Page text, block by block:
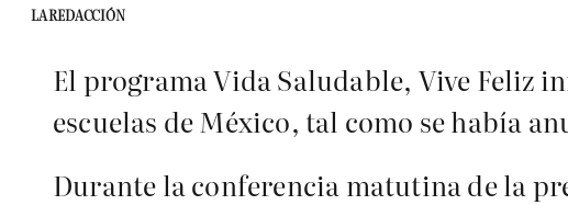
LA REDACCIÓN
El programa Vida Saludable, Vive Feliz
escuelas de México, tal como se había
Durante la conferencia matutina de la